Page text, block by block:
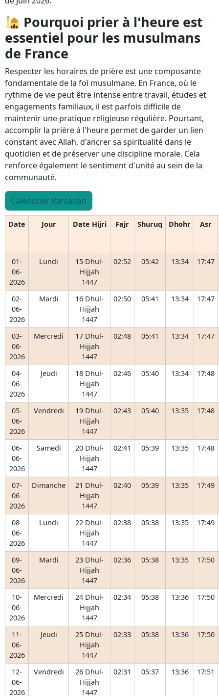
Pourquoi prier à l'heure est
essentiel pour les musulmans
de France
Respecter les horaires de prière est une composante
fondamentale de la foi musulmane. En France, où le
rythme de vie peut être intense entre travail, études et
engagements familiaux, il est parfois difficile de
maintenir une pratique religieuse régulière. Pourtant,
accomplir la prière à l'heure permet de garder un lien
constant avec Allah, d'ancrer sa spiritualité dans le
quotidien et de préserver une discipline morale. Cela
renforce également le sentiment d'unité au sein de la
communauté.
Calendrier Ramadan
Date Jour Date Hijri Fajr Shuruq Dhohr Asr
01-
06-
2026
Lundi
15 Dhul-
Hijjah
1447
02:52 05:42 13:34 17:47
02-
06-
2026
Mardi
16 Dhul-
Hijjah
1447
02:50 05:41 13:34 17:47
03-
06-
2026
Mercredi
17 Dhul-
Hijjah
1447
02:48 05:41 13:34 17:47
04-
06-
2026
Jeudi
18 Dhul-
Hijjah
1447
02:46 05:40 13:34 17:48
05-
06-
2026
Vendredi
19 Dhul-
Hijjah
1447
02:43 05:40 13:35 17:48
06-
06-
2026
Samedi
20 Dhul-
Hijjah
1447
02:41 05:39 13:35 17:48
07-
06-
2026
Dimanche
21 Dhul-
Hijjah
1447
02:40 05:39 13:35 17:49
08-
06-
2026
Lundi
22 Dhul-
Hijjah
1447
02:38 05:38 13:35 17:49
09-
06-
2026
Mardi
23 Dhul-
Hijjah
1447
02:36 05:38 13:35 17:50
10-
06-
2026
Mercredi
24 Dhul-
Hijjah
1447
02:34 05:38 13:36 17:50
11-
06-
2026
Jeudi
25 Dhul-
Hijjah
1447
02:33 05:38 13:36 17:50
12-
06-
2026
Vendredi
26 Dhul-
Hijjah
1447
02:31 05:37 13:36 17:51